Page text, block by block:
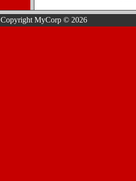
Copyright MyCorp © 2026